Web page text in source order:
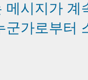
메시지가 계
군가로부터